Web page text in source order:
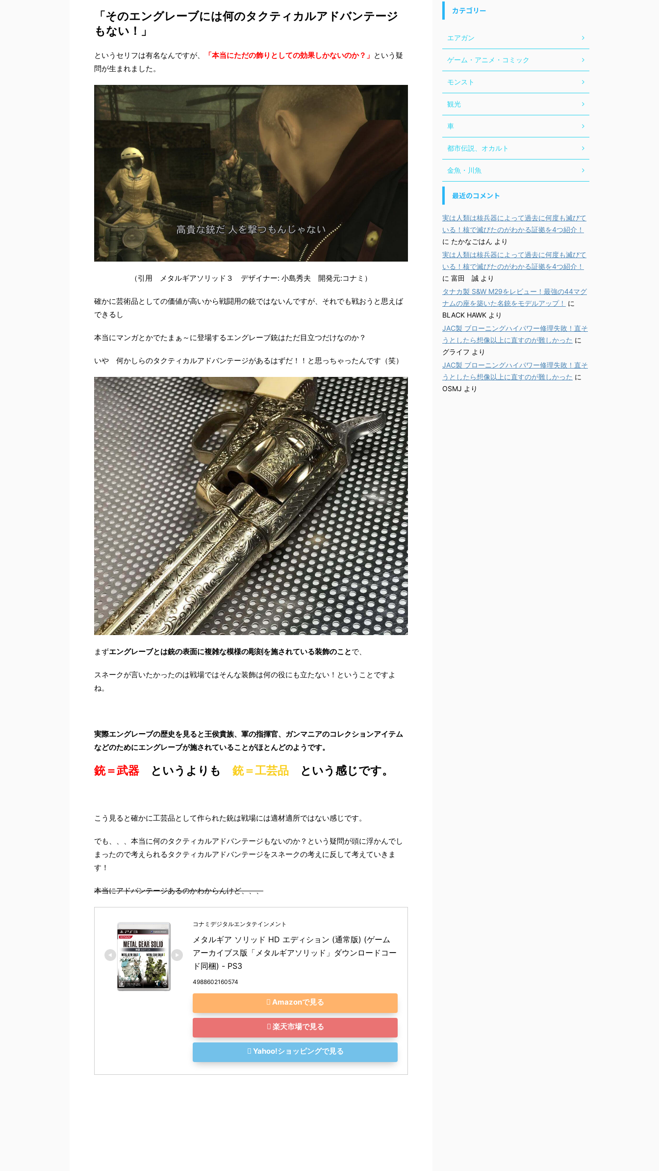
「そのエングレーブには何のタクティカルアドバンテージ
もない！」
というセリフは有名なんですが、 「本当にただの飾りとしての効果しかないのか？」 という疑
問が生まれました。
（引用 メタルギアソリッド３ デザイナー: 小島秀夫 開発元:コナミ）
確かに芸術品としての価値が高いから戦闘用の銃ではないんですが、それでも戦おうと思えば
できるし
本当にマンガとかでたまぁ～に登場するエングレーブ銃はただ目立つだけなのか？
いや 何かしらのタクティカルアドバンテージがあるはずだ！！と思っちゃったんです（笑）
まずエングレーブとは銃の表面に複雑な模様の彫刻を施されている装飾のことで、
スネークが言いたかったのは戦場ではそんな装飾は何の役にも立たない！ということですよ
ね。
実際エングレーブの歴史を見ると王侯貴族、軍の指揮官、ガンマニアのコレクションアイテム
などのためにエングレーブが施されていることがほとんどのようです。
銃＝武器 というよりも 銃＝工芸品 という感じです。
こう見ると確かに工芸品として作られた銃は戦場には適材適所ではない感じです。
でも、、、本当に何のタクティカルアドバンテージもないのか？という疑問が頭に浮かんでし
まったので考えられるタクティカルアドバンテージをスネークの考えに反して考えていきま
す！
本当にアドバンテージあるのかわからんけど、、、
コナミデジタルエンタテインメント
メタルギア ソリッド HD エディション (通常版) (ゲーム
アーカイブス版「メタルギアソリッド」ダウンロードコー
ド同梱) - PS3
4988602160574
Amazonで見る
楽天市場で見る
Yahoo!ショッピングで見る
カテゴリー
エアガン
ゲーム・アニメ・コミック
モンスト
観光
車
都市伝説、オカルト
金魚・川魚
最近のコメント
実は人類は核兵器によって過去に何度も滅びて
いる！核で滅びたのがわかる証拠を4つ紹介！
に たかなごはん より
実は人類は核兵器によって過去に何度も滅びて
いる！核で滅びたのがわかる証拠を4つ紹介！
に 富田 誠 より
タナカ製 S&W M29をレビュー！最強の44マグ
ナムの座を築いた名銃をモデルアップ！
に
BLACK HAWK より
JAC製 ブローニングハイパワー修理失敗！直そ
うとしたら想像以上に直すのが難しかった に
グライフ より
JAC製 ブローニングハイパワー修理失敗！直そ
うとしたら想像以上に直すのが難しかった に
OSMJ より